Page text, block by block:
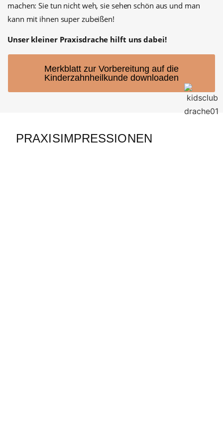
machen: Sie tun nicht weh, sie sehen schön aus und man
kann mit ihnen super zubeißen!
Unser kleiner Praxisdrache hilft uns dabei!
Merkblatt zur Vorbereitung auf die
Kinderzahnheilkunde downloaden
PRAXISIMPRESSIONEN